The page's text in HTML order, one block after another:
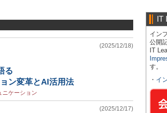
(2025/12/18)
る
ン変革とAI活用法
ニケーション
(2025/12/17)
IT
イン
公開
IT
す。
・ イ